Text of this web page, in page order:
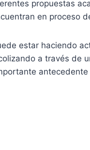
propuestas
en proceso
estar haciendo
a través de